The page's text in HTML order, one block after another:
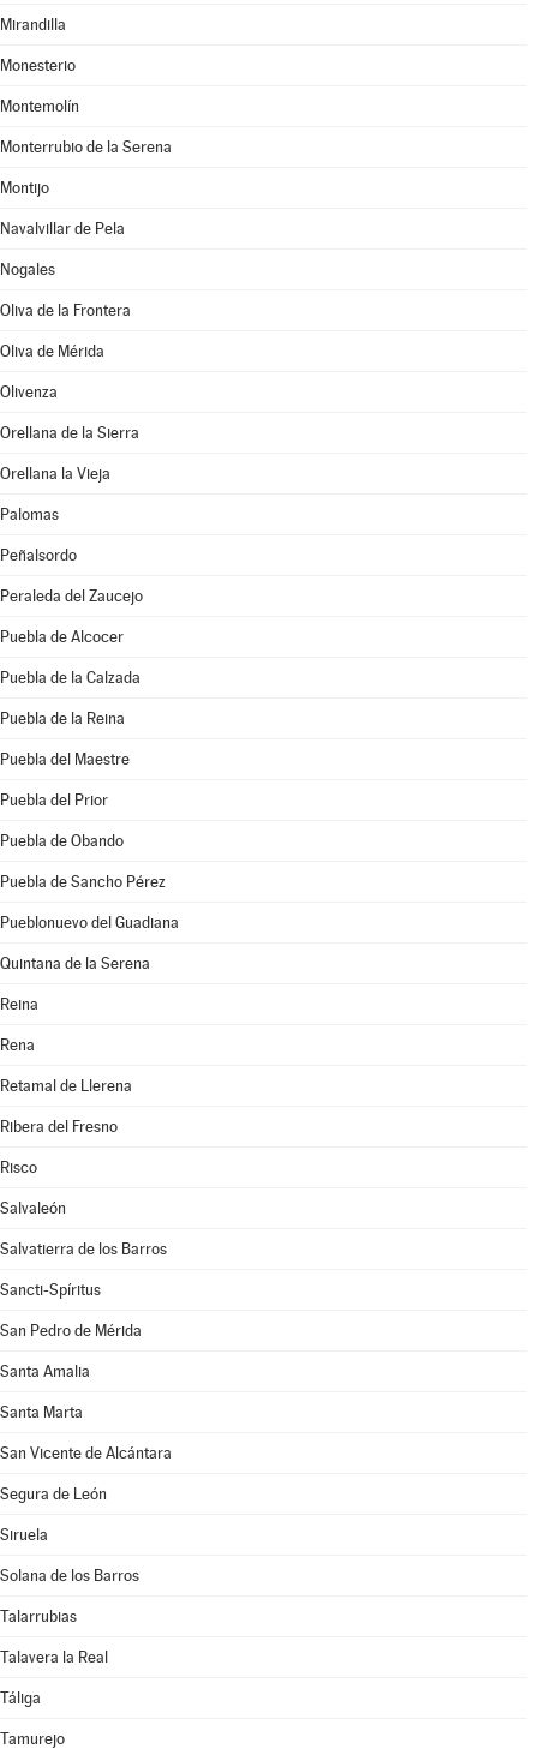
Mirandilla
Monesterio
Montemolín
Monterrubio de la Serena
Montijo
Navalvillar de Pela
Nogales
Oliva de la Frontera
Oliva de Mérida
Olivenza
Orellana de la Sierra
Orellana la Vieja
Palomas
Peñalsordo
Peraleda del Zaucejo
Puebla de Alcocer
Puebla de la Calzada
Puebla de la Reina
Puebla del Maestre
Puebla del Prior
Puebla de Obando
Puebla de Sancho Pérez
Pueblonuevo del Guadiana
Quintana de la Serena
Reina
Rena
Retamal de Llerena
Ribera del Fresno
Risco
Salvaleón
Salvatierra de los Barros
Sancti-Spíritus
San Pedro de Mérida
Santa Amalia
Santa Marta
San Vicente de Alcántara
Segura de León
Siruela
Solana de los Barros
Talarrubias
Talavera la Real
Táliga
Tamurejo